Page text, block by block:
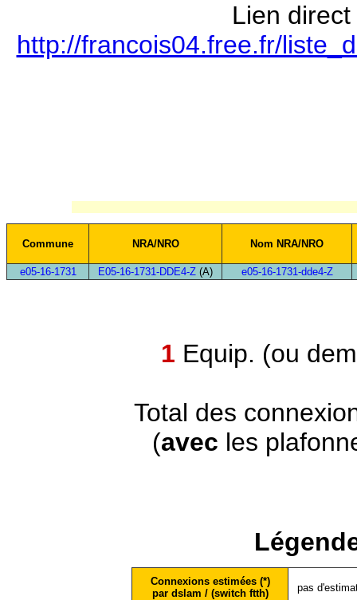
Lien
http://francois04.free.fr/
Commune NRA/NRO Nom NRA/NRO
e05-16-1731 E05-16-1731-DDE4-Z (A) e05-16-1731-dde4-Z
1 Equip. (ou
Total des
(avec les
Connexions estimées (*)
par dslam / (switch ftth)
pas